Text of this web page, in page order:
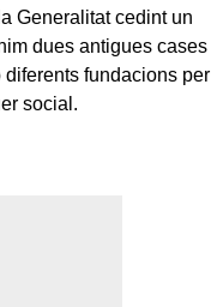
Generalitat cedint un
dues antigues cases
fundacions per
social.